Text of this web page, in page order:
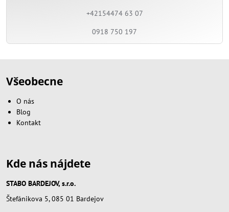
+42154474 63 07
0918 750 197
Všeobecne
O nás
Blog
Kontakt
Kde nás nájdete
STABO BARDEJOV, s.r.o.
Štefánikova 5, 085 01 Bardejov